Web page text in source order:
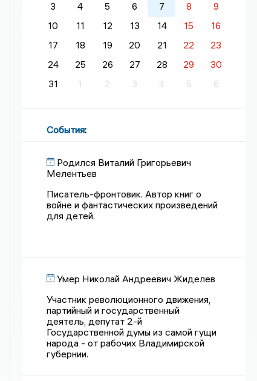
3
4 5 6 7 8
9
10
11 12 13 14 15
16
17
18 19 20 21 22
23
24
25 26 27 28 29
30
31
1 2 3 4 5 6
События:
Родился Виталий Григорьевич
Мелентьев
Писатель-фронтовик. Автор книг о
войне и фантастических произведений
для детей.
Умер Николай Андреевич Жиделев
Участник революционного движения,
партийный и государственный
деятель, депутат 2-й
Государственной думы из самой гущи
народа - от рабочих Владимирской
губернии.